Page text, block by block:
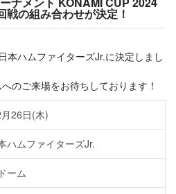
戦の組み合わせが決定！
本ハムファイターズJr.に決定しまし
のご来場をお待ちしております！
26日(木)
ハムファイターズJr.
ーム